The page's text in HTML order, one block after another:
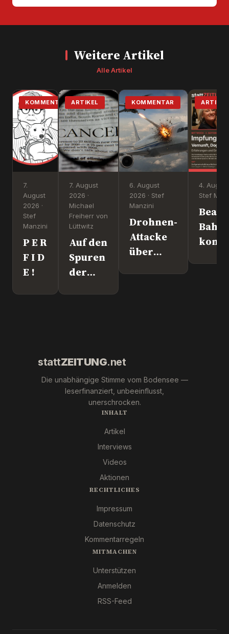
Weitere Artikel
Alle Artikel
KOMMENTAR
7.
August
2026 ·
Stef
Manzini
P E R
F I D
E !
ARTIKEL
7. August
2026 ·
Michael
Freiherr von
Lüttwitz
Auf den
Spuren
der
KOMMENTAR
6. August
2026 · Stef
Manzini
Drohnen-
Attacke
über
ARTIKEL
4.
Stef
Beate
stattZEITUNG.net
Die unabhängige Stimme vom Bodensee —
leserfinanziert, unbeeinflusst,
unerschrocken.
INHALT
Artikel
Interviews
Videos
Aktionen
RECHTLICHES
Impressum
Datenschutz
Kommentarregeln
MITMACHEN
Unterstützen
Anmelden
RSS-Feed